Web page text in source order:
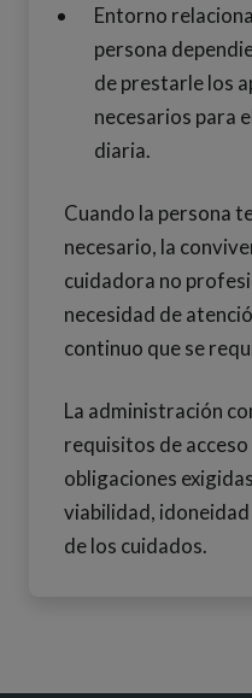
Entorno
persona
de prestarle los
necesarios para
diaria.
Cuando la persona
necesario, la
cuidadora no
necesidad de
continuo que se
La administración
requisitos de
obligaciones
viabilidad,
de los cuidados.